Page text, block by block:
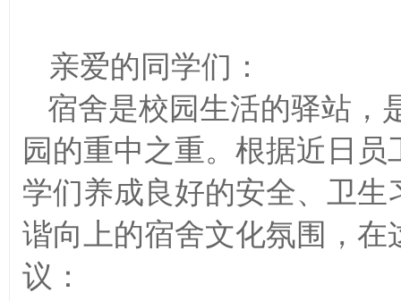
亲爱的同学们：
宿舍是校园生活的驿站，
园的重中之重。根据近日
学们养成良好的安全、卫
谐向上的宿舍文化氛围，
议：